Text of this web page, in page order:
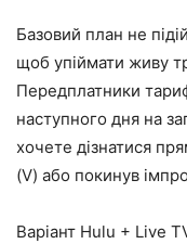
Базовий план не
щоб упіймати живу
Передплатники
наступного дня на
хочете дізнатися
(V) або покинув
Варіант Hulu + Live